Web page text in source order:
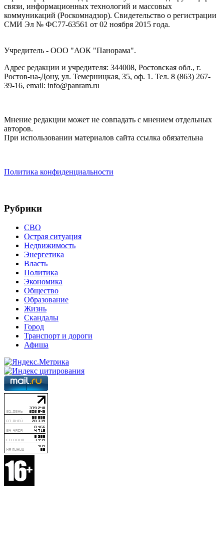
связи, информационных технологий и массовых
коммуникаций (Роскомнадзор). Cвидетельство о регистрации
СМИ Эл № ФС77-63561 от 02 ноября 2015 года.
Учредитель - ООО "АОК "Панорама".
Адрес редакции и учредителя: 344008, Ростовская обл., г.
Ростов-на-Дону, ул. Темерницкая, 35, оф. 1. Тел. 8 (863) 267-
39-16, email: info@panram.ru
Мнение редакции может не совпадать с мнением отдельных
авторов.
При использовании материалов сайта ссылка обязательна
Политика конфиденциальности
Рубрики
СВО
Острая ситуация
Недвижимость
Энергетика
Власть
Политика
Экономика
Общество
Образование
Жизнь
Скандалы
Город
Транспорт и дороги
Афиша